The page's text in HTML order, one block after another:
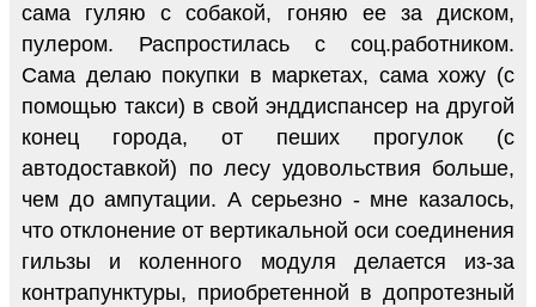
сама гуляю с собакой, гоняю ее за диском,
пулером. Распростилась с соц.работником.
Сама делаю покупки в маркетах, сама хожу (с
помощью такси) в свой энддиспансер на другой
конец города, от пеших прогулок (с
автодоставкой) по лесу удовольствия больше,
чем до ампутации. А серьезно - мне казалось,
что отклонение от вертикальной оси соединения
гильзы и коленного модуля делается из-за
контрапунктуры, приобретенной в допротезный